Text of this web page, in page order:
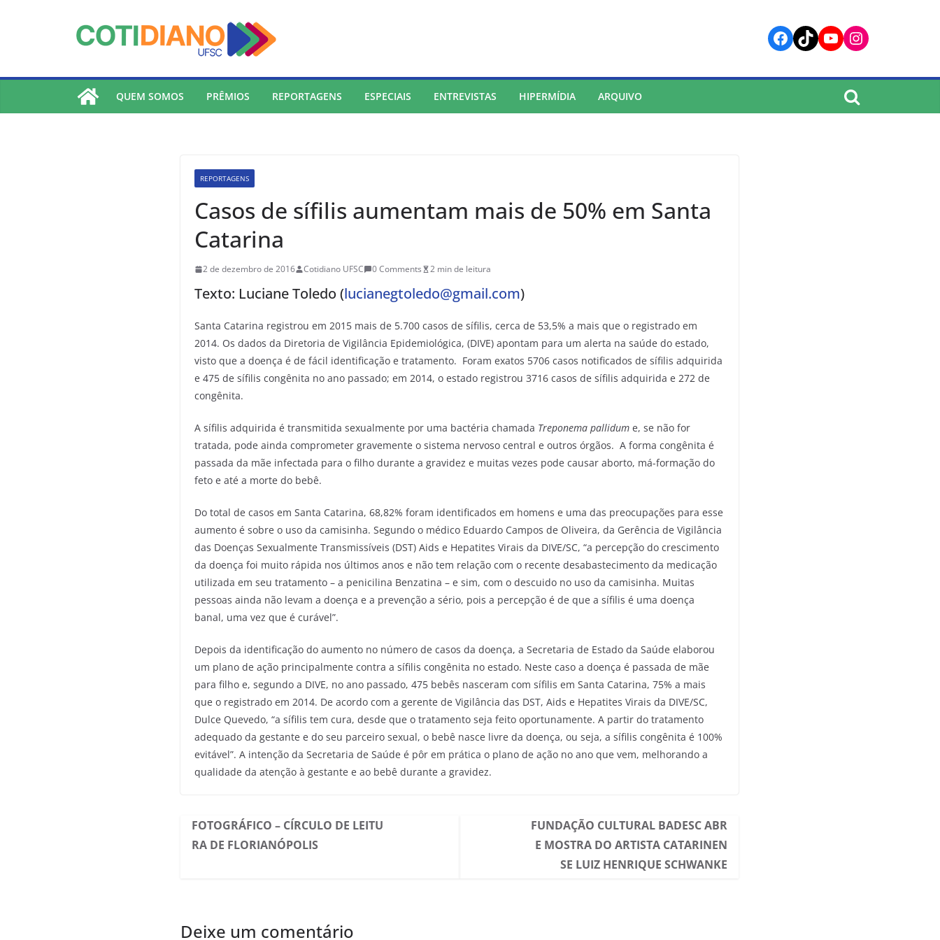
Facebook
TikTokYouTube
Instagram
QUEM SOMOS PRÊMIOS REPORTAGENS ESPECIAIS ENTREVISTAS HIPERMÍDIA ARQUIVO
REPORTAGENS
Casos de sífilis aumentam mais de 50% em Santa
Catarina
2 de dezembro de 2016 Cotidiano UFSC 0 Comments 2 min de leitura
Texto: Luciane Toledo (lucianegtoledo@gmail.com)
Santa Catarina registrou em 2015 mais de 5.700 casos de sífilis, cerca de 53,5% a mais que o registrado em
2014. Os dados da Diretoria de Vigilância Epidemiológica, (DIVE) apontam para um alerta na saúde do estado,
visto que a doença é de fácil identificação e tratamento. Foram exatos 5706 casos notificados de sífilis adquirida
e 475 de sífilis congênita no ano passado; em 2014, o estado registrou 3716 casos de sífilis adquirida e 272 de
congênita.
A sífilis adquirida é transmitida sexualmente por uma bactéria chamada Treponema pallidum e, se não for
tratada, pode ainda comprometer gravemente o sistema nervoso central e outros órgãos. A forma congênita é
passada da mãe infectada para o filho durante a gravidez e muitas vezes pode causar aborto, má-formação do
feto e até a morte do bebê.
Do total de casos em Santa Catarina, 68,82% foram identificados em homens e uma das preocupações para esse
aumento é sobre o uso da camisinha. Segundo o médico Eduardo Campos de Oliveira, da Gerência de Vigilância
das Doenças Sexualmente Transmissíveis (DST) Aids e Hepatites Virais da DIVE/SC, “a percepção do crescimento
da doença foi muito rápida nos últimos anos e não tem relação com o recente desabastecimento da medicação
utilizada em seu tratamento – a penicilina Benzatina – e sim, com o descuido no uso da camisinha. Muitas
pessoas ainda não levam a doença e a prevenção a sério, pois a percepção é de que a sífilis é uma doença
banal, uma vez que é curável”.
Depois da identificação do aumento no número de casos da doença, a Secretaria de Estado da Saúde elaborou
um plano de ação principalmente contra a sífilis congênita no estado. Neste caso a doença é passada de mãe
para filho e, segundo a DIVE, no ano passado, 475 bebês nasceram com sífilis em Santa Catarina, 75% a mais
que o registrado em 2014. De acordo com a gerente de Vigilância das DST, Aids e Hepatites Virais da DIVE/SC,
Dulce Quevedo, “a sífilis tem cura, desde que o tratamento seja feito oportunamente. A partir do tratamento
adequado da gestante e do seu parceiro sexual, o bebê nasce livre da doença, ou seja, a sífilis congênita é 100%
evitável”. A intenção da Secretaria de Saúde é pôr em prática o plano de ação no ano que vem, melhorando a
qualidade da atenção à gestante e ao bebê durante a gravidez.
FOTOGRÁFICO – CÍRCULO DE LEITU
RA DE FLORIANÓPOLIS
FUNDAÇÃO CULTURAL BADESC ABR
E MOSTRA DO ARTISTA CATARINEN
SE LUIZ HENRIQUE SCHWANKE
Deixe um comentário